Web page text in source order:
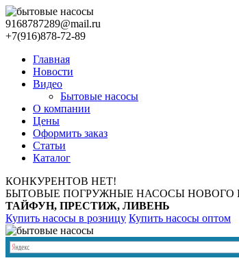
9168787289@mail.ru
+7(916)878-72-89
Главная
Новости
Видео
Бытовые насосы
О компании
Цены
Оформить заказ
Статьи
Каталог
КОНКУРЕНТОВ НЕТ!
БЫТОВЫЕ ПОГРУЖНЫЕ НАСОСЫ
ТАЙФУН, ПРЕСТИЖ, ЛИВЕНЬ
Купить насосы в розницу Купить насосы оптом